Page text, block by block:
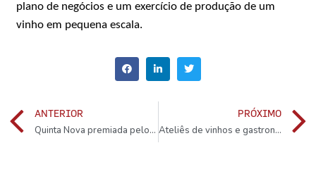
plano de negócios e um exercício de produção de um
vinho em pequena escala.
ANTERIOR
Quinta Nova premiada pelo guia “Luxury Travel Guide”
PRÓXIMO
Ateliês de vinhos e gastronomia na Quinta da Gricha